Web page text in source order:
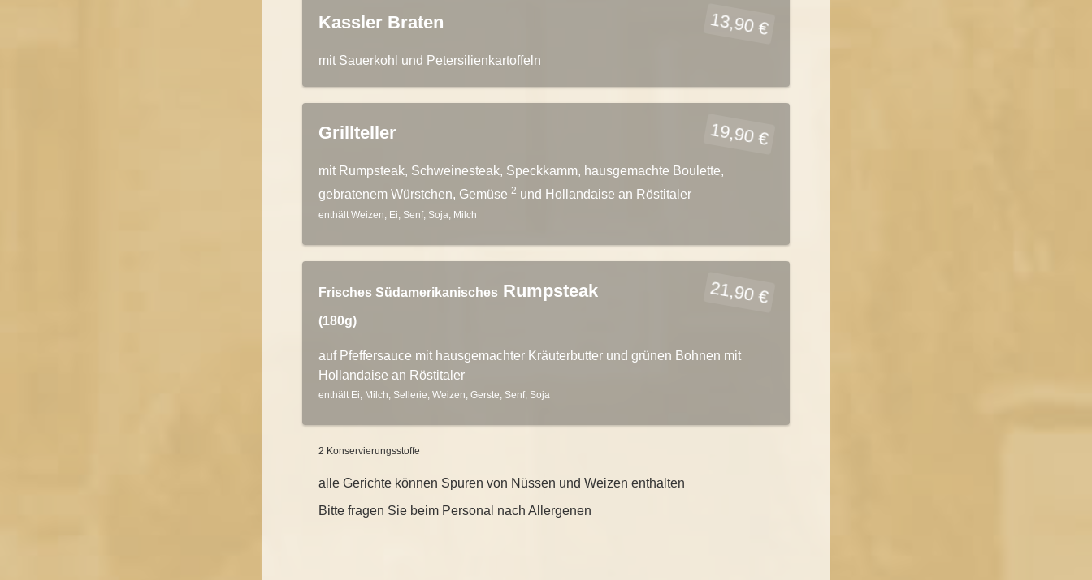
Kassler Braten 13,90 €
mit Sauerkohl und Petersilienkartoffeln
Grillteller 19,90 €
mit Rumpsteak, Schweinesteak, Speckkamm, hausgemachte Boulette,
gebratenem Würstchen, Gemüse 2 und Hollandaise an Röstitaler
enthält Weizen, Ei, Senf, Soja, Milch
Frisches Südamerikanisches Rumpsteak
(180g)
21,90 €
auf Pfeffersauce mit hausgemachter Kräuterbutter und grünen Bohnen mit
Hollandaise an Röstitaler
enthält Ei, Milch, Sellerie, Weizen, Gerste, Senf, Soja
2 Konservierungsstoffe
alle Gerichte können Spuren von Nüssen und Weizen enthalten
Bitte fragen Sie beim Personal nach Allergenen